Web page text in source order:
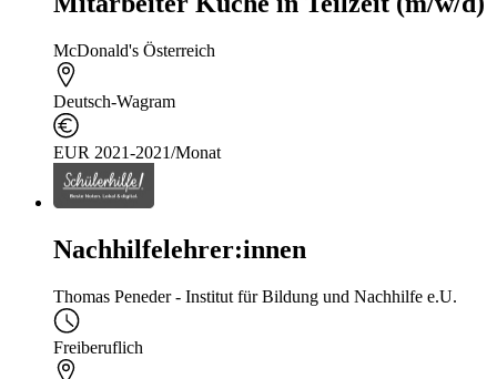
McDonald's Österreich
Deutsch-Wagram
EUR 2021-2021/Monat
Nachhilfelehrer:innen
Thomas Peneder - Institut für Bildung und Nachhilfe e.U.
Freiberuflich